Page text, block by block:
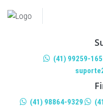
(41) 99259-
(41) 98864-9329